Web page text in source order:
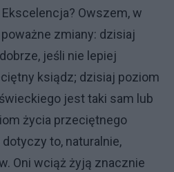
Owszem, w
zmiany: dzisiaj
jeśli nie lepiej
ksiądz; dzisiaj poziom
jest taki sam lub
życia przeciętnego
to, naturalnie,
Oni wciąż żyją znacznie